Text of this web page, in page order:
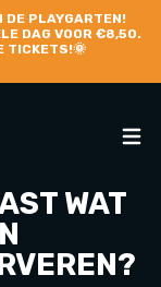
DE PLAYGARTEN!
DAG VOOR €8,50.
TICKETS!🌞
WAT